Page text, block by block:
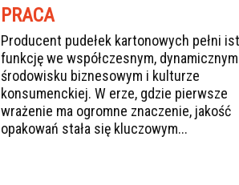
PRACA
Producent pudełek kartonowych pełni
funkcję we współczesnym, dynamicznym
środowisku biznesowym i kulturze
konsumenckiej. W erze, gdzie pierwsze
wrażenie ma ogromne znaczenie, jakość
opakowań stała się kluczowym...